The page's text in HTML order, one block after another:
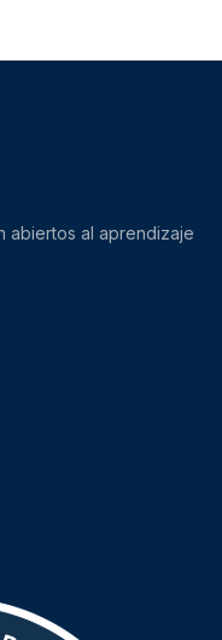
abiertos al aprendizaje